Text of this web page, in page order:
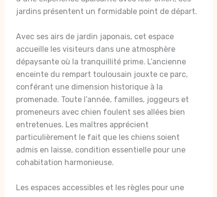
jardins présentent un formidable point de départ.
Avec ses airs de jardin japonais, cet espace
accueille les visiteurs dans une atmosphère
dépaysante où la tranquillité prime. L’ancienne
enceinte du rempart toulousain jouxte ce parc,
conférant une dimension historique à la
promenade. Toute l’année, familles, joggeurs et
promeneurs avec chien foulent ses allées bien
entretenues. Les maîtres apprécient
particulièrement le fait que les chiens soient
admis en laisse, condition essentielle pour une
cohabitation harmonieuse.
Les espaces accessibles et les règles pour une